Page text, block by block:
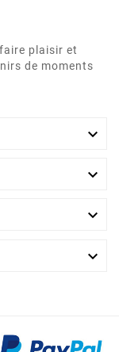
plaisir et
de moments



